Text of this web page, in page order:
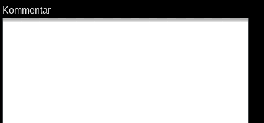
Kommentar